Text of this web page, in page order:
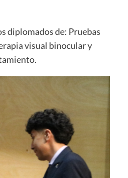
diplomados de: Pruebas
visual binocular y